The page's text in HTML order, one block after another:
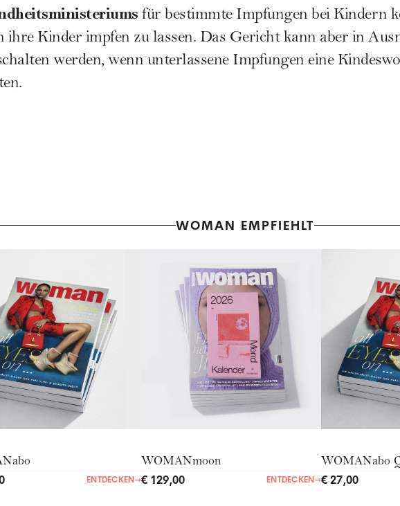
für bestimmte Impfungen bei Kindern
ihre Kinder impfen zu lassen. Das Gericht kann aber in
werden, wenn unterlassene Impfungen eine
WOMAN EMPFIEHLT
ENTDECKEN→
WOMANmoon
€ 129,00 ENTDECKEN→
WOMANabo
€ 27,00